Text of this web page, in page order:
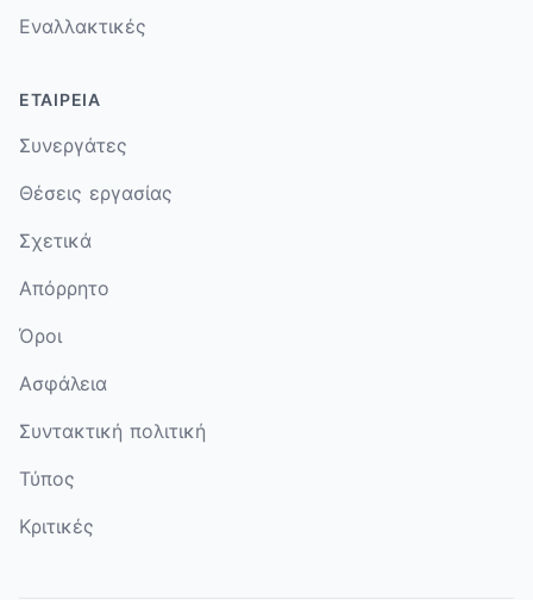
Εναλλακτικές
ΕΤΑΙΡΕΊΑ
Συνεργάτες
Θέσεις εργασίας
Σχετικά
Απόρρητο
Όροι
Ασφάλεια
Συντακτική πολιτική
Τύπος
Κριτικές